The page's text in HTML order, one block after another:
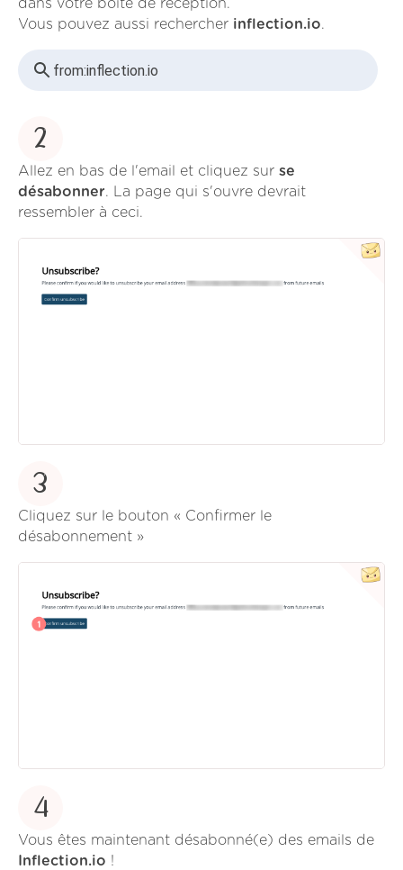
dans votre boîte de réception.
Vous pouvez aussi rechercher inflection.io.
from:inflection.io
2
Allez en bas de l'email et cliquez sur se
désabonner. La page qui s'ouvre devrait
ressembler à ceci.
3
Cliquez sur le bouton « Confirmer le
désabonnement »
4
Vous êtes maintenant désabonné(e) des emails de
Inflection.io !